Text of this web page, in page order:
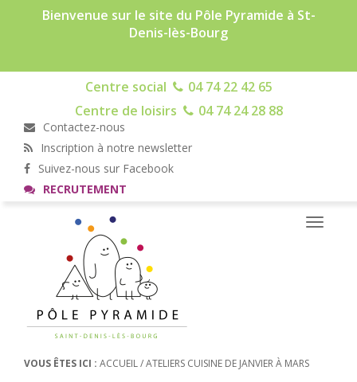
Bienvenue sur le site du Pôle Pyramide à St-
Denis-lès-Bourg
Centre social
04 74 22 42 65
Centre de loisirs
04 74 24 28 88
Contactez-nous
Inscription à notre newsletter
Suivez-nous sur Facebook
RECRUTEMENT
Toggle
VOUS ÊTES ICI : ACCUEIL/ATELIERS CUISINE DE JANVIER À MARS